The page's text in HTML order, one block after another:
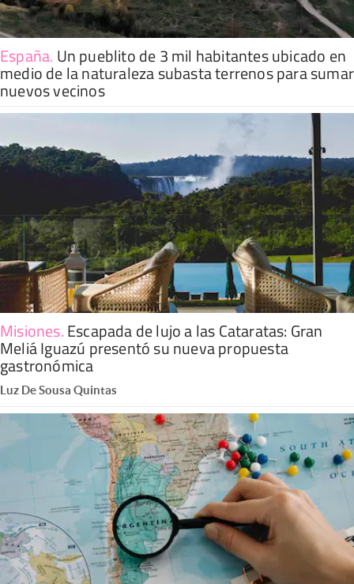
España. Un pueblito de 3 mil habitantes ubicado en
medio de la naturaleza subasta terrenos para sumar
nuevos vecinos
Misiones.Escapada de lujo a las Cataratas: Gran
Meliá Iguazú presentó su nueva propuesta
gastronómica
Luz De Sousa Quintas